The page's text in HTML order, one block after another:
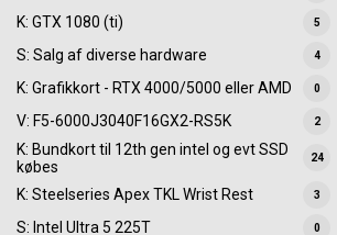
K: GTX 1080 (ti) 5
S: Salg af diverse hardware 4
K: Grafikkort - RTX 4000/5000 eller AMD 0
V: F5-6000J3040F16GX2-RS5K 2
K: Bundkort til 12th gen intel og evt SSD
købes
24
K: Steelseries Apex TKL Wrist Rest 3
S: Intel Ultra 5 225T 0